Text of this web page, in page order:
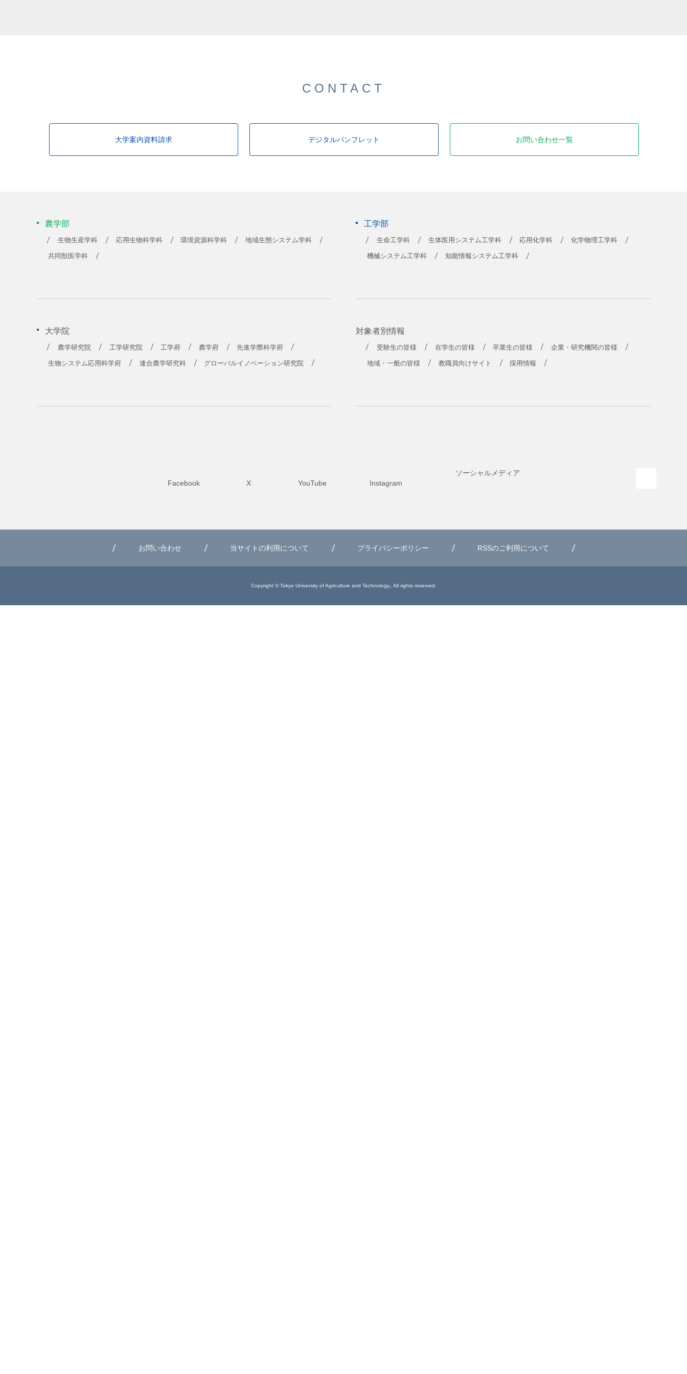
CONTACT
大学案内資料請求 デジタルパンフレット お問い合わせ一覧
農学部
生物生産学科 応用生物科学科 環境資源科学科 地域生態システム学科
共同獣医学科
工学部
生命工学科 生体医用システム工学科 応用化学科 化学物理工学科
機械システム工学科 知能情報システム工学科
大学院
農学研究院 工学研究院 工学府 農学府 先進学際科学府
生物システム応用科学府 連合農学研究科 グローバルイノベーション研究院
対象者別情報
受験生の皆様 在学生の皆様 卒業生の皆様 企業・研究機関の皆様
地域・一般の皆様 教職員向けサイト 採用情報
Facebook
X YouTube Instagram
ソーシャルメディア
お問い合わせ 当サイトの利用について プライバシーポリシー RSSのご利用について
Copyright © Tokyo University of Agriculture and Technology., All rights reserved.